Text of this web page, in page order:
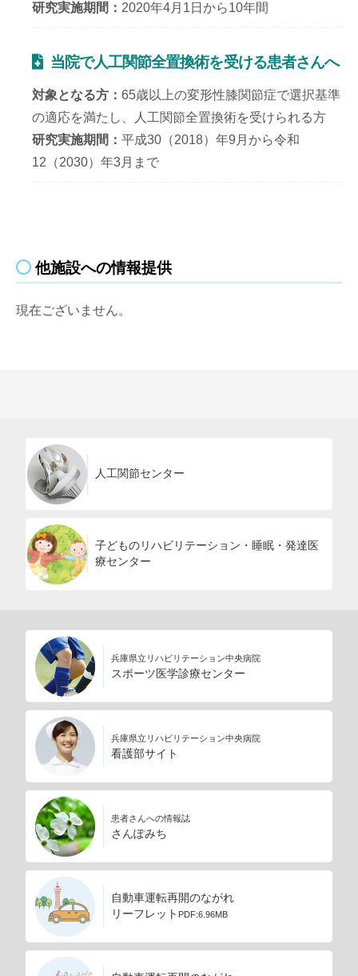
研究実施期間
2020年4月1日から10年間
当院で人工関節全置換術を受ける患者さんへ
対象となる方
65歳以上の変形性膝関節症で選択基準
の適応を満たし、人工関節全置換術を受けられる方
研究実施期間
平成30（2018）年9月から令和
12（2030）年3月まで
他施設への情報提供
現在ございません。
人工関節センター
子どものリハビリテーション・睡眠・発達医
療センター
兵庫県立リハビリテーション中央病院
スポーツ医学診療センター
兵庫県立リハビリテーション中央病院
看護部サイト
患者さんへの情報誌
さんぽみち
自動車運転再開のながれ
リーフレット PDF:6.96MB